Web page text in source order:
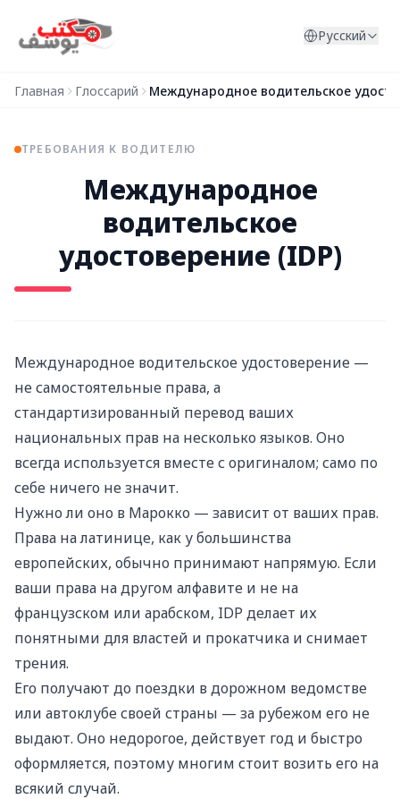
Русский
Главная Глоссарий Международное водительское
ТРЕБОВАНИЯ К ВОДИТЕЛЮ
Международное
водительское
удостоверение (IDP)
Международное водительское удостоверение —
не самостоятельные права, а
стандартизированный перевод ваших
национальных прав на несколько языков. Оно
всегда используется вместе с оригиналом; само по
себе ничего не значит.
Нужно ли оно в Марокко — зависит от ваших прав.
Права на латинице, как у большинства
европейских, обычно принимают напрямую. Если
ваши права на другом алфавите и не на
французском или арабском, IDP делает их
понятными для властей и прокатчика и снимает
трения.
Его получают до поездки в дорожном ведомстве
или автоклубе своей страны — за рубежом его не
выдают. Оно недорогое, действует год и быстро
оформляется, поэтому многим стоит возить его на
всякий случай.